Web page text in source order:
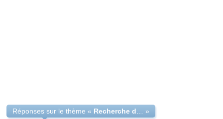
Réponses sur le thème « »